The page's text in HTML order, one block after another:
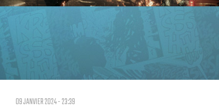
09 JANVIER 2024 - 23:39